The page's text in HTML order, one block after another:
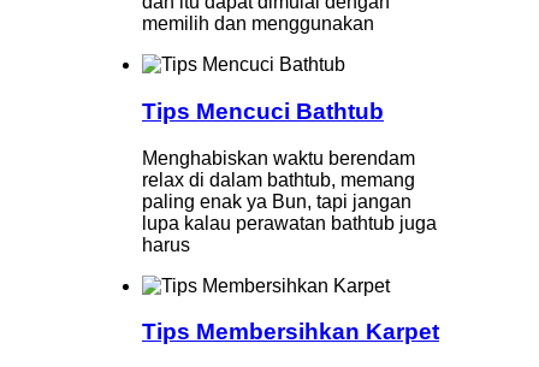
memilih dan menggunakan
Tips Mencuci Bathtub
Menghabiskan waktu berendam
relax di dalam bathtub, memang
paling enak ya Bun, tapi jangan
lupa kalau perawatan bathtub juga
harus
Tips Membersihkan Karpet